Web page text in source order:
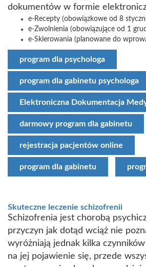
dokumentów w formie
e-Recepty (obowiązkowe od 8
e-Zwolnienia (obowiązujące od 1
e-Skierowania (planowane do
program dla psychologa
program dla gabinetu psychologa
Elektroniczna Dokumentacja
darmowy program dla gabinetu
rejestracja pacjentów online
program dla gabinetu
Skuteczne leczenie schizofrenii
Schizofrenia jest chorobą
przyczyn jak dotąd wciąż nie
wyróżniają jednak kilka
na jej pojawienie się, przede